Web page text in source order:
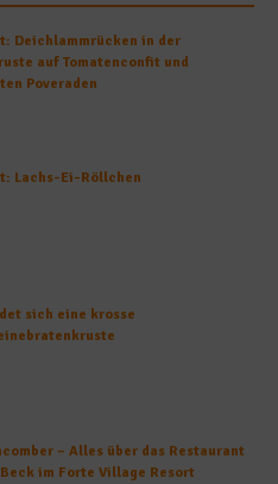
Deichlammrücken in der
auf Tomatenconfit und
Poveraden
Lachs-Ei-Röllchen
sich eine krosse
– Alles über das Restaurant
Beck im Forte Village Resort